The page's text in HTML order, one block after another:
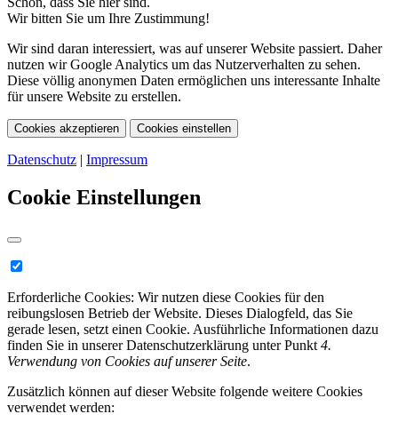
Wir bitten Sie um Ihre Zustimmung!
Wir sind daran interessiert, was auf unserer Website passiert. Daher
nutzen wir Google Analytics um das Nutzerverhalten zu sehen.
Diese völlig anonymen Daten ermöglichen uns interessante Inhalte
für unsere Website zu erstellen.
Cookies akzeptieren Cookies einstellen
Datenschutz | Impressum
Cookie Einstellungen
Erforderliche Cookies: Wir nutzen diese Cookies für den
reibungslosen Betrieb der Website. Dieses Dialogfeld, das Sie
gerade lesen, setzt einen Cookie. Ausführliche Informationen dazu
finden Sie in unserer Datenschutzerklärung unter Punkt 4.
Verwendung von Cookies auf unserer Seite.
Zusätzlich können auf dieser Website folgende weitere Cookies
verwendet werden: